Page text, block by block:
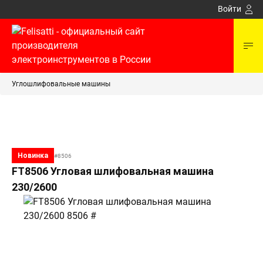
Войти
Углошлифовальные машины
Новинка #8506
FT8506 Угловая шлифовальная машина
230/2600